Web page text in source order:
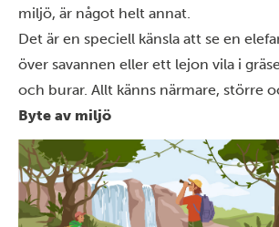
miljö, är något helt annat.
Det är en speciell känsla att se en
över savannen eller ett lejon vila i
och burar. Allt känns närmare, större
Byte av miljö